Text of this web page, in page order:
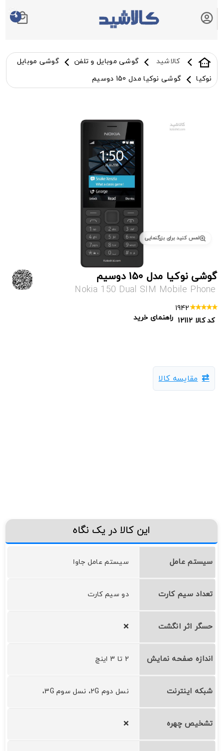
0
کالاشید گوشی موبایل و تلفن
گوشی موبایل
نوکیا
گوشی نوکیا مدل 150 دوسیم
لمس کنید برای بزرگنمایی
گوشی نوکیا مدل 150 دوسیم
Nokia 150 Dual SIM Mobile Phone
1942
کد کالا 12112 راهنمای خرید
مقایسه کالا
این کالا در یک نگاه
سیستم عامل سیستم عامل جاوا
تعداد سیم کارت دو سیم کارت
حسگر اثر انگشت ❌
اندازه صفحه نمایش 2 تا 3 اینچ
شبکه اینترنت نسل دوم 2G، نسل سوم 3G،
تشخیص چهره ❌